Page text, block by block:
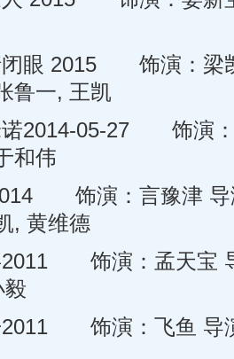
眼 2015 饰演：梁凯
鲁一, 王凯
05-27 饰演：
和伟
饰演：言豫津 导
, 黄维德
饰演：孟天宝 导
毅
饰演：飞鱼 导演